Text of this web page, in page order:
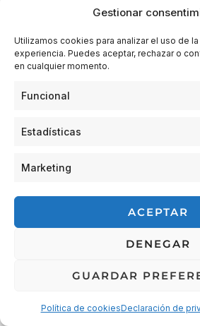
Gestionar
Utilizamos cookies para analizar el uso de
experiencia. Puedes aceptar, rechazar o
en cualquier momento.
Funcional
Estadísticas
Marketing
ACEPTAR
DENEGAR
GUARDAR
Política de cookiesDeclaración de
conectado
Acceder
Aviso legal|Política de privacidad|
Terminos y condiciones |